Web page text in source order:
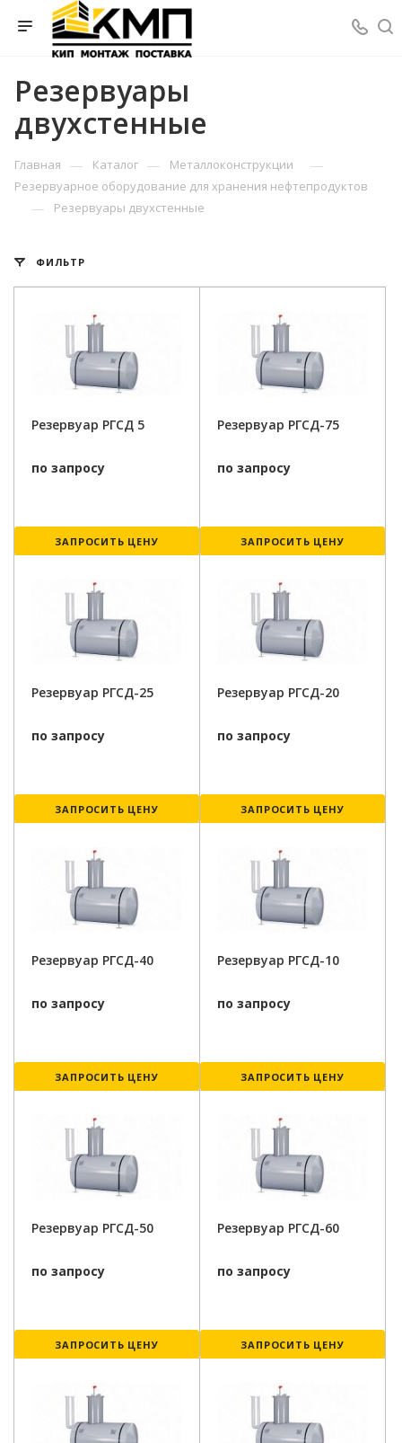
Резервуары
двухстенные
Главная — Каталог — Металлоконструкции —
Резервуарное оборудование для хранения нефтепродуктов
— Резервуары двухстенные
ФИЛЬТР
Резервуар РГСД 5
по запросу
ЗАПРОСИТЬ ЦЕНУ
Резервуар РГСД-75
по запросу
ЗАПРОСИТЬ ЦЕНУ
Резервуар РГСД-25
по запросу
ЗАПРОСИТЬ ЦЕНУ
Резервуар РГСД-20
по запросу
ЗАПРОСИТЬ ЦЕНУ
Резервуар РГСД-40
по запросу
ЗАПРОСИТЬ ЦЕНУ
Резервуар РГСД-10
по запросу
ЗАПРОСИТЬ ЦЕНУ
Резервуар РГСД-50
по запросу
ЗАПРОСИТЬ ЦЕНУ
Резервуар РГСД-60
по запросу
ЗАПРОСИТЬ ЦЕНУ